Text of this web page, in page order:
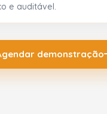
e auditável.
demonstração